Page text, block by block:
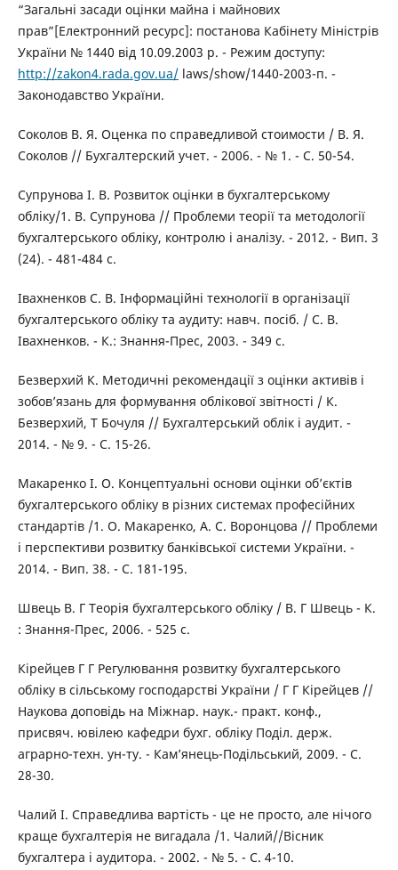
“Загальні засади оцінки майна і майнових
прав”[Електронний ресурс]: постанова Кабінету Міністрів
України № 1440 від 10.09.2003 р. - Режим доступу:
http://zakon4.rada.gov.ua/laws/show/1440-2003-п. -
Законодавство України.
Соколов В. Я. Оценка по справедливой стоимости / В. Я.
Соколов // Бухгалтерский учет. - 2006. - № 1. - С. 50-54.
Супрунова І. В. Розвиток оцінки в бухгалтерському
обліку/1. В. Супрунова // Проблеми теорії та методології
бухгалтерського обліку, контролю і аналізу. - 2012. - Вип. 3
(24). - 481-484 с.
Івахненков С. В. Інформаційні технології в організації
бухгалтерського обліку та аудиту: навч. посіб. / С. В.
Івахненков. - К.: Знання-Прес, 2003. - 349 с.
Безверхий К. Методичні рекомендації з оцінки активів і
зобов’язань для формування облікової звітності / К.
Безверхий, Т Бочуля // Бухгалтерський облік і аудит. -
2014. - № 9. - С. 15-26.
Макаренко І. О. Концептуальні основи оцінки об’єктів
бухгалтерського обліку в різних системах професійних
стандартів /1. О. Макаренко, А. С. Воронцова // Проблеми
і перспективи розвитку банківської системи України. -
2014. - Вип. 38. - С. 181-195.
Швець В. Г Теорія бухгалтерського обліку / В. Г Швець - К.
: Знання-Прес, 2006. - 525 с.
Кірейцев Г Г Регулювання розвитку бухгалтерського
обліку в сільському господарстві України / Г Г Кірейцев //
Наукова доповідь на Міжнар. наук.- практ. конф.,
присвяч. ювілею кафедри бухг. обліку Поділ. держ.
аграрно-техн. ун-ту. - Кам’янець-Подільський, 2009. - С.
28-30.
Чалий І. Справедлива вартість - це не просто, але нічого
краще бухгалтерія не вигадала /1. Чалий//Вісник
бухгалтера і аудитора. - 2002. - № 5. - С. 4-10.